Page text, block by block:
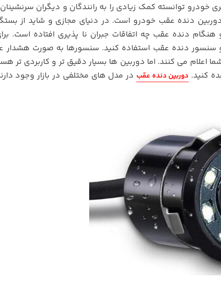
توانسته کمک زیادی را به رانندگان و دیگران
دنده عقب خودرو است. در دنیای مجازی و شاید از
دنده عقب چه اتفاقات جبران نا پذیری افتاده است.
سنسور دنده عقب استفاده کنید. سنسورها به صورت هشدار
اعلام می کنند. اما دوربین ها بسیار دقیق تر و کاربردی تر
کنید. دوربین دنده عقب در مدل های مختلفی در بازار وجود